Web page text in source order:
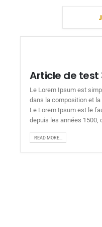
Article de test
Le Lorem Ipsum est
dans la composition et
Le Lorem Ipsum est le
depuis les années 1500,
READ MORE...